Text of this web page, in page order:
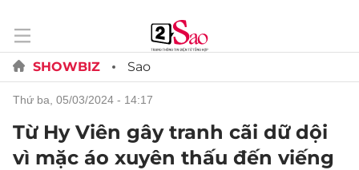
SHOWBIZ Sao
thứ ba, 05/03/2024 - 14:17
Từ Hy Viên gây tranh cãi dữ dội
vì mặc áo xuyên thấu đến viếng